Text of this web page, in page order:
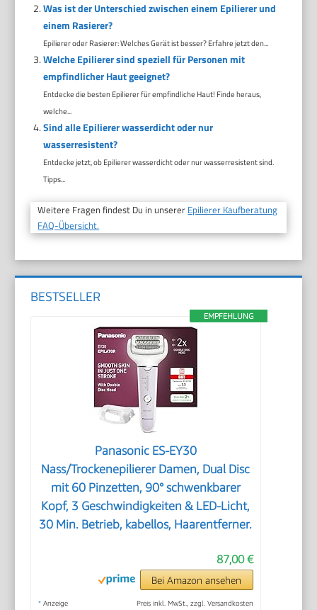
Was ist der Unterschied zwischen einem Epilierer und
einem Rasierer?
Epilierer oder Rasierer: Welches Gerät ist besser? Erfahre jetzt den...
Welche Epilierer sind speziell für Personen mit
empfindlicher Haut geeignet?
Entdecke die besten Epilierer für empfindliche Haut! Finde heraus,
welche...
Sind alle Epilierer wasserdicht oder nur
wasserresistent?
Entdecke jetzt, ob Epilierer wasserdicht oder nur wasserresistent sind.
Tipps...
Weitere Fragen findest Du in unserer Epilierer Kaufberatung
FAQ-Übersicht.
BESTSELLER
EMPFEHLUNG
Panasonic ES-EY30
Nass/Trockenepilierer Damen, Dual Disc
mit 60 Pinzetten, 90° schwenkbarer
Kopf, 3 Geschwindigkeiten & LED-Licht,
30 Min. Betrieb, kabellos, Haarentferner.
87,00 €
Bei Amazon ansehen
* Anzeige Preis inkl. MwSt., zzgl. Versandkosten